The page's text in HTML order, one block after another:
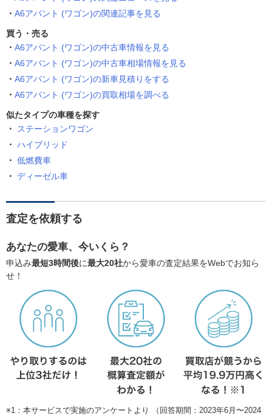
A6アバント (ワゴン)の関連記事を見る
買う・売る
A6アバント (ワゴン)の中古車情報を見る
A6アバント (ワゴン)の中古車相場情報を見る
A6アバント (ワゴン)の新車見積りをする
A6アバント (ワゴン)の買取相場を調べる
似たタイプの車種を探す
ステーションワゴン
ハイブリッド
低燃費車
ディーゼル車
査定を依頼する
あなたの愛車、今いくら？
申込み最短3時間後に最大20社から愛車の査定結果をWebでお知ら
せ！
※1：本サービスで実施のアンケートより （回答期間：2023年6月〜2024